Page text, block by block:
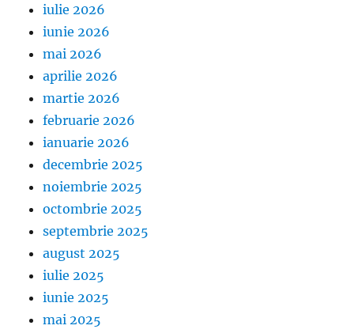
iulie 2026
iunie 2026
mai 2026
aprilie 2026
martie 2026
februarie 2026
ianuarie 2026
decembrie 2025
noiembrie 2025
octombrie 2025
septembrie 2025
august 2025
iulie 2025
iunie 2025
mai 2025